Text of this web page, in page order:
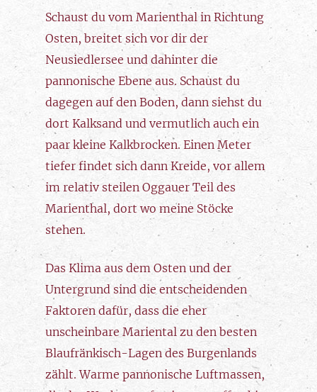
Schaust du vom Marienthal in Richtung
Osten, breitet sich vor dir der
Neusiedlersee und dahinter die
pannonische Ebene aus. Schaust du
dagegen auf den Boden, dann siehst du
dort Kalksand und vermutlich auch ein
paar kleine Kalkbrocken. Einen Meter
tiefer findet sich dann Kreide, vor allem
im relativ steilen Oggauer Teil des
Marienthal, dort wo meine Stöcke
stehen.
Das Klima aus dem Osten und der
Untergrund sind die entscheidenden
Faktoren dafür, dass die eher
unscheinbare Mariental zu den besten
Blaufränkisch-Lagen des Burgenlands
zählt. Warme pannonische Luftmassen,